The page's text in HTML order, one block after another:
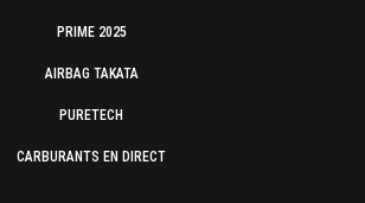
PRIME 2025
AIRBAG TAKATA
PURETECH
CARBURANTS EN DIRECT